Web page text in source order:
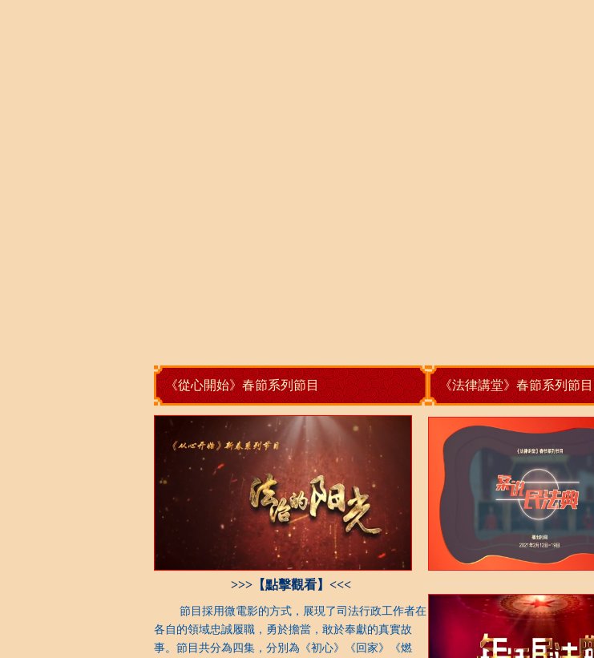
《從心開始》春節系列節目
>>>【點擊觀看】<<<
節目採用微電影的方式，展現了司法行政工作者在
各自的領域忠誠履職，勇於擔當，敢於奉獻的真實故
事。節目共分為四集，分別為《初心》《回家》《燃
《法律講堂》春節系列節目